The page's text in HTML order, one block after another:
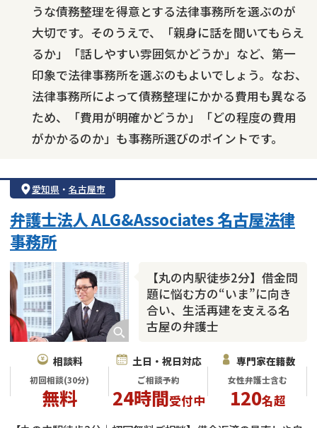
うな債務整理を得意とする法律事務所を選ぶのが
大切です。そのうえで、「親身に話を聞いてもらえ
るか」「話しやすい雰囲気かどうか」など、第一
印象で法律事務所を選ぶのもよいでしょう。なお、
法律事務所によって債務整理にかかる費用も異なる
ため、「費用が明確かどうか」「どの程度の費用
がかかるのか」も事務所選びのポイントです。
愛知県 ・ 名古屋市
【丸の内駅徒歩2分】借金問
題に悩む方の“いま”に向き
合い、生活再建を支える名
古屋の弁護士
弁護士法人 ALG&Associates 名古屋法律
事務所
相談料
初回相談(30分)
無料
土日・祝日対応
ご相談予約
24時間受付中
専門家在籍数
女性弁護士含む
120名超